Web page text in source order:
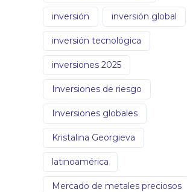
inversión inversión global
inversión tecnológica
inversiones 2025
Inversiones de riesgo
Inversiones globales
Kristalina Georgieva
latinoamérica
Mercado de metales preciosos